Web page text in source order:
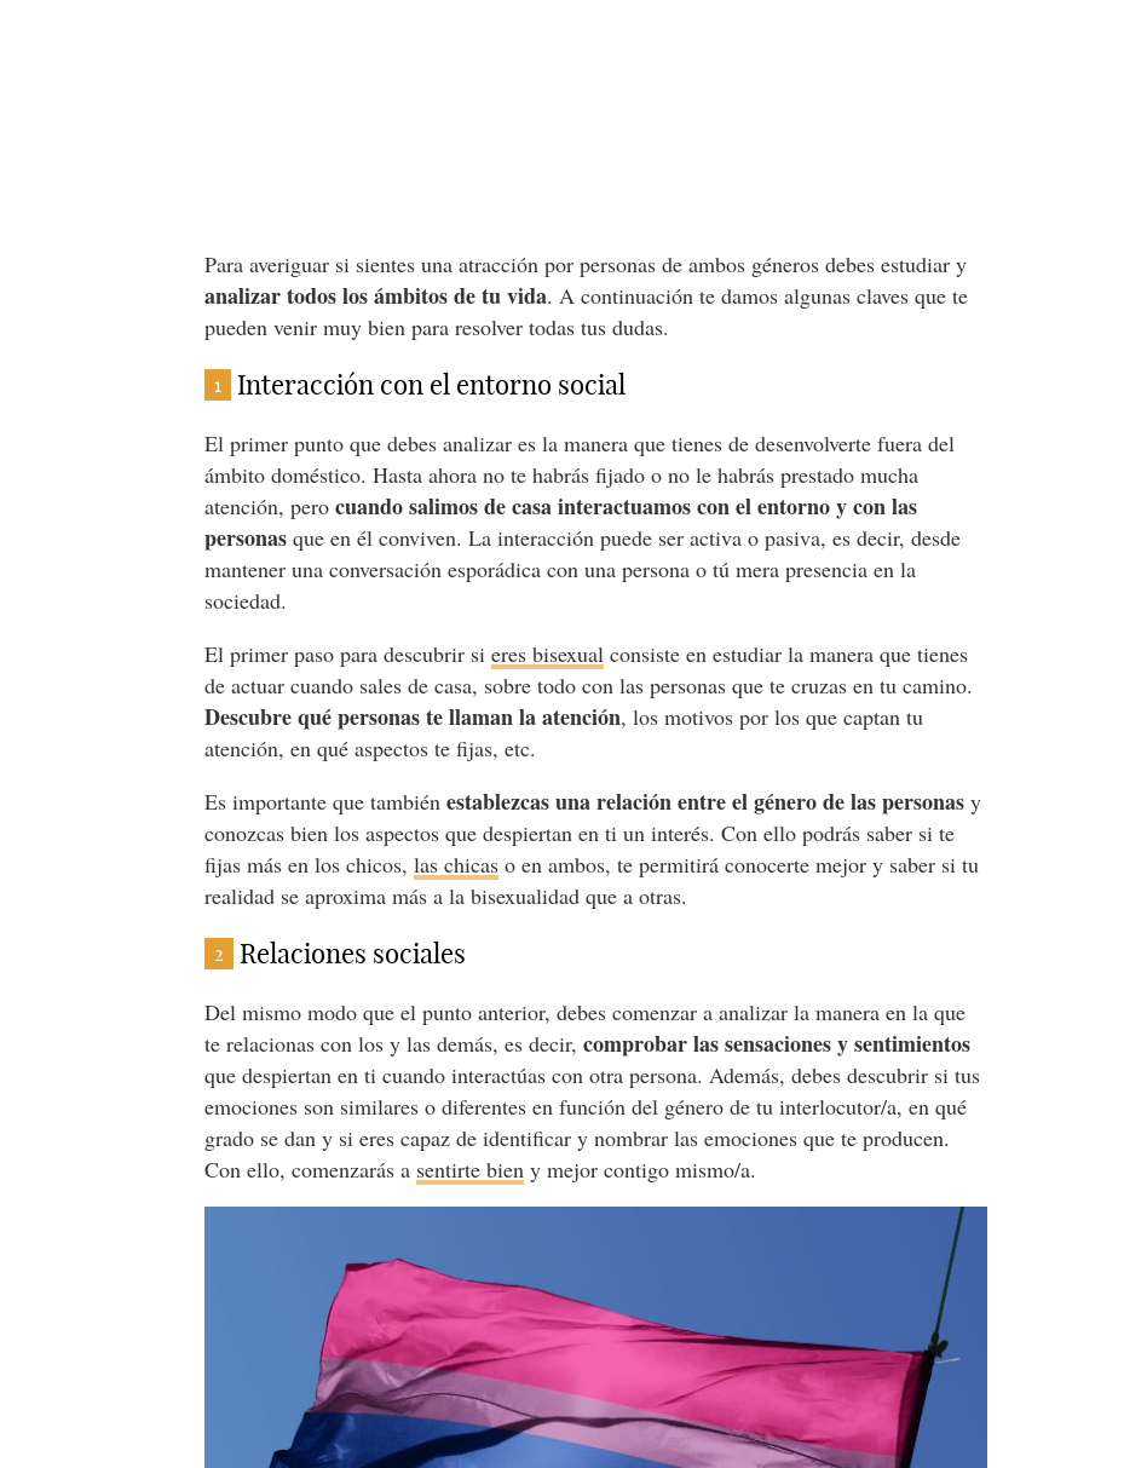
Para averiguar si sientes una atracción por personas de ambos géneros debes estudiar y
analizar todos los ámbitos de tu vida. A continuación te damos algunas claves que te
pueden venir muy bien para resolver todas tus dudas.
1 Interacción con el entorno social
El primer punto que debes analizar es la manera que tienes de desenvolverte fuera del
ámbito doméstico. Hasta ahora no te habrás fijado o no le habrás prestado mucha
atención, perocuando salimos de casa interactuamos con el entorno y con las
personas que en él conviven. La interacción puede ser activa o pasiva, es decir, desde
mantener una conversación esporádica con una persona o tú mera presencia en la
sociedad.
El primer paso para descubrir sieres bisexual consiste en estudiar la manera que tienes
de actuar cuando sales de casa, sobre todo con las personas que te cruzas en tu camino.
Descubre qué personas te llaman la atención, los motivos por los que captan tu
atención, en qué aspectos te fijas, etc.
Es importante que tambiénestablezcas una relación entre el género de las personas y
conozcas bien los aspectos que despiertan en ti un interés. Con ello podrás saber si te
fijas más en los chicos,las chicas o en ambos, te permitirá conocerte mejor y saber si tu
realidad se aproxima más a la bisexualidad que a otras.
2 Relaciones sociales
Del mismo modo que el punto anterior, debes comenzar a analizar la manera en la que
te relacionas con los y las demás, es decir,comprobar las sensaciones y sentimientos
que despiertan en ti cuando interactúas con otra persona. Además, debes descubrir si tus
emociones son similares o diferentes en función del género de tu interlocutor/a, en qué
grado se dan y si eres capaz de identificar y nombrar las emociones que te producen.
Con ello, comenzarás a sentirte bien y mejor contigo mismo/a.